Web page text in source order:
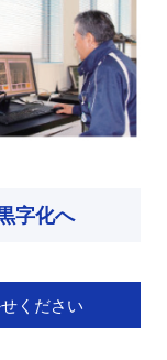
字化へ
ください